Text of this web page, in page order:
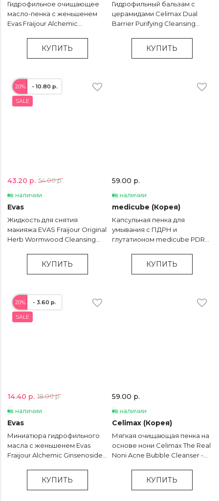
Гидрофильное очищающее
масло-пенка с женьшенем
Evas Fraijour Alchemic
КУПИТЬ
Гидрофильный бальзам с
церамидами Celimax Dual
Barrier Purifying Cleansing
КУПИТЬ
SALE
20% - 10.80 р.
43.20 р. 54.00 р.
в наличии
Evas
Жидкость для снятия
макияжа EVAS Fraijour Original
Herb Wormwood Cleansing
КУПИТЬ
59.00 р.
в наличии
medicube (Корея)
Капсульная пенка для
умывания с ПДРН и
глутатионом medicube PDRN
КУПИТЬ
SALE
20% - 3.60 р.
14.40 р. 18.00 р.
в наличии
Evas
Миниатюра гидрофильного
масла с женьшенем Evas
Fraijour Alchemic Ginsenoside
КУПИТЬ
59.00 р.
в наличии
Celimax (Корея)
Мягкая очищающая пенка на
основе нони Celimax The Real
Noni Acne Bubble Cleanser -
КУПИТЬ